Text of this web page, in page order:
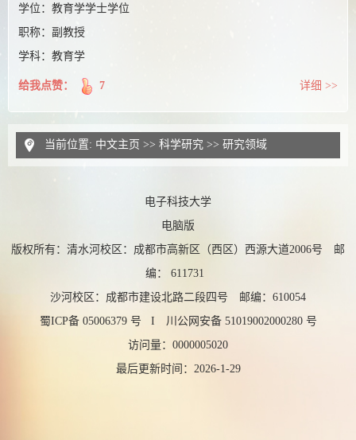
学位：教育学学士学位
职称：副教授
学科：教育学
给我点赞： 7 详细 >>
当前位置: 中文主页 >> 科学研究 >> 研究领域
电子科技大学
电脑版
版权所有：清水河校区：成都市高新区（西区）西源大道2006号 邮
编： 611731
沙河校区：成都市建设北路二段四号 邮编：610054
蜀ICP备 05006379 号 I 川公网安备 51019002000280 号
访问量： 0000005020
最后更新时间： 2026-1-29